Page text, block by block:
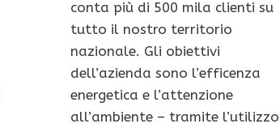
conta più di 500 mila clienti su
tutto il nostro territorio
nazionale. Gli obiettivi
dell’azienda sono l’efficenza
energetica e l’attenzione
all’ambiente – tramite l’utilizzo